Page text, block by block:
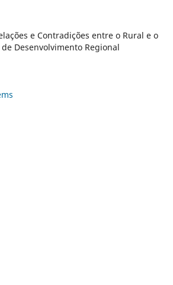
e Contradições entre o Rural e o
Desenvolvimento Regional